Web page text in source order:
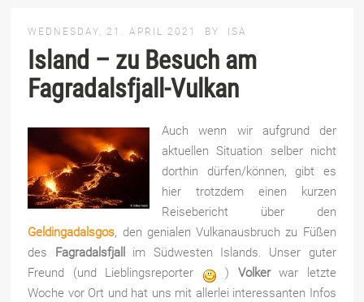
WEDNESDAY, 21. APRIL 2021 BY ISA
Island – zu Besuch am
Fagradalsfjall-Vulkan
Auch wenn wir aufgrund der
aktuellen Situation selber nicht
dorthin dürfen/können, gibt es
hier trotzdem einen kurzen
Reisebericht über den
Geldingadalsgos, den genialen Vulkanausbruch zu Füßen
des Fagradalsfjall
im Südwesten Islands. Unser guter
Freund (und Lieblingsreporter
) Volkerwar letzte
Woche vor Ort und hat uns mit allerlei interessanten Infos